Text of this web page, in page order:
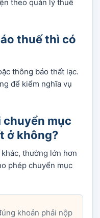
theo quản lý thuế
thuế thì có
thông báo thất lạc.
để kiểm nghĩa vụ
mục
ở không?
thường lớn hơn
phép chuyển mục
khoản phải nộp